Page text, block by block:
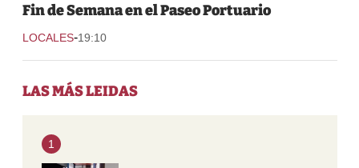
Fin de Semana en el Paseo Portuario
LOCALES-19:10
LAS MÁS LEIDAS
1